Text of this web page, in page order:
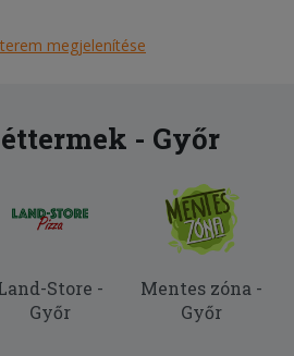
megjelenítése
- Győr
Store -
Győr
Mentes zóna -
Győr